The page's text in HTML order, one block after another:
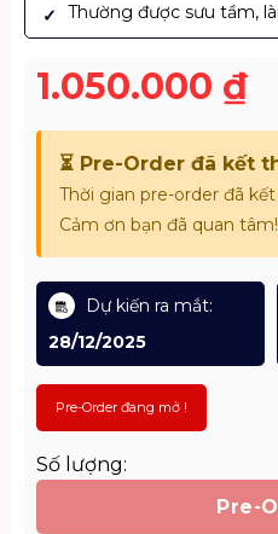
Thường được sưu tầm,
1.050.000 ₫
⏳ Pre-Order đã kết
Thời gian pre-order đã
Cảm ơn bạn đã quan tâm!
Dự kiến ra mắt:
28/12/2025
Pre-Order đang mở !
Số lượng:
Pre-